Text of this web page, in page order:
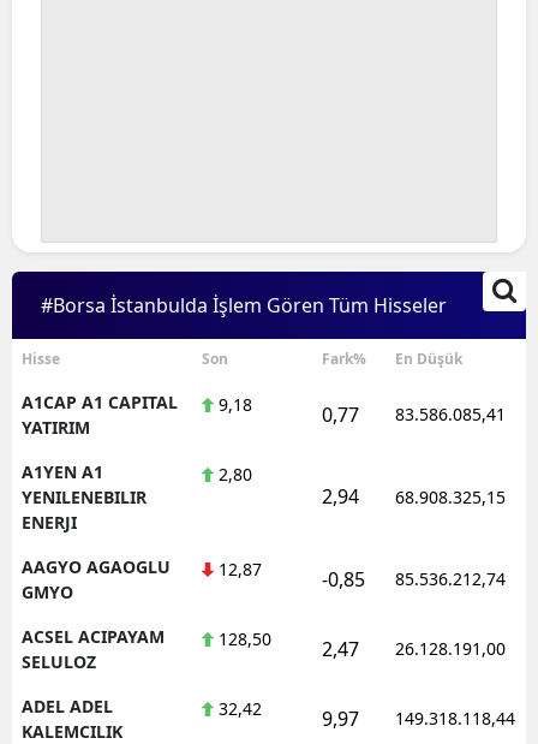
#Borsa İstanbulda İşlem Gören Tüm Hisseler
Hisse Son Fark% En Düşük
A1CAP A1 CAPITAL
YATIRIM
9,18 0,77 83.586.085,41
A1YEN A1
YENILENEBILIR
ENERJI
2,80
2,94 68.908.325,15
AAGYO AGAOGLU
GMYO
12,87 -0,85 85.536.212,74
ACSEL ACIPAYAM
SELULOZ
128,50 2,47 26.128.191,00
ADEL ADEL
KALEMCILIK
32,42 9,97 149.318.118,44